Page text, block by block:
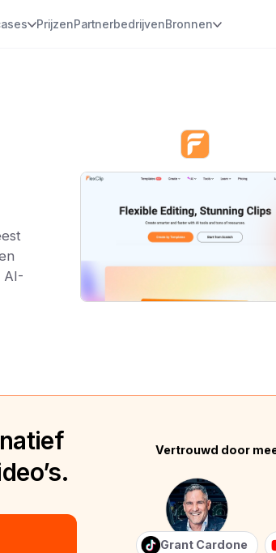
PrijzenPartnerbedrijvenBronnen
AI-
Vertrouwd door
Grant Cardone